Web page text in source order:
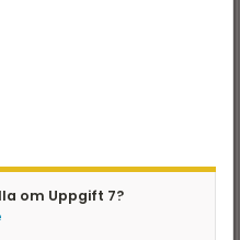
om Uppgift 7?